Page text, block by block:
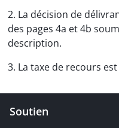
2. La décision de
des pages 4a et 4b
description.
3. La taxe de recours
Soutien